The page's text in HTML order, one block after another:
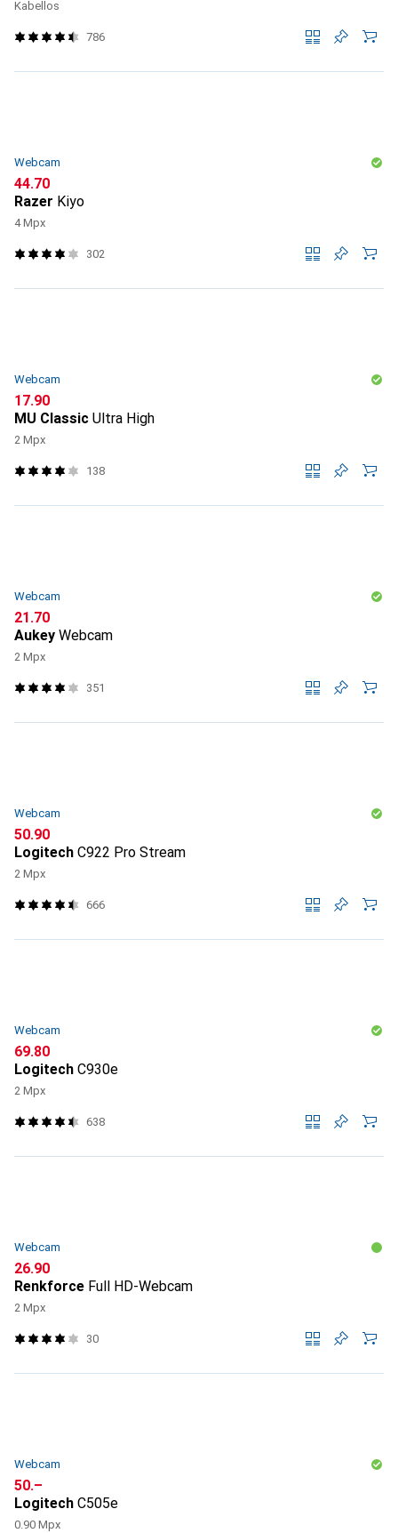
Kabellos
786
Webcam
CHF
44.70
Razer Kiyo
4 Mpx
302
Webcam
CHF
17.90
MU Classic Ultra High
2 Mpx
138
Webcam
CHF
21.70
Aukey Webcam
2 Mpx
351
Webcam
CHF
50.90
Logitech C922 Pro Stream
2 Mpx
666
Webcam
CHF
69.80
Logitech C930e
2 Mpx
638
Webcam
CHF
26.90
Renkforce Full HD-Webcam
2 Mpx
30
Webcam
CHF
50.–
Logitech C505e
0.90 Mpx